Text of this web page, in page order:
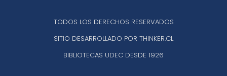
TODOS LOS DERECHOS RESERVADOS
SITIO DESARROLLADO POR THINKER.CL
BIBLIOTECAS UDEC DESDE 1926